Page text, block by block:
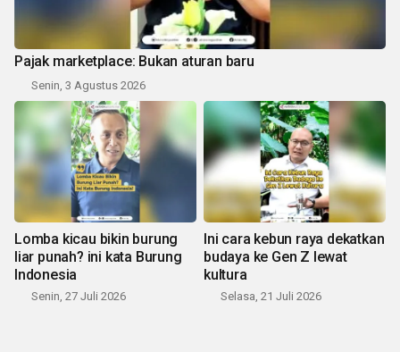
Pajak marketplace: Bukan aturan baru
Senin, 3 Agustus 2026
Lomba kicau bikin burung
liar punah? ini kata Burung
Indonesia
Senin, 27 Juli 2026
Ini cara kebun raya dekatkan
budaya ke Gen Z lewat
kultura
Selasa, 21 Juli 2026